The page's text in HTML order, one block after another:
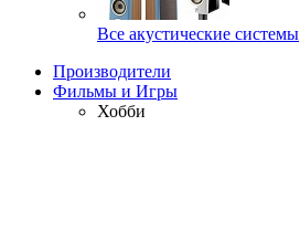
Все акустические системы
Производители
Фильмы и Игры
Хобби